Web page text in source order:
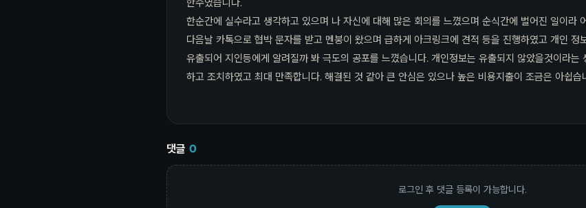
한순간에 실수라고 생각하고 있으며 나 자신에 대해 많은 회의를 느꼈으며 순식간에 벌어진 일이라
다음날 카톡으로 협박 문자를 받고 멘붕이 왔으며 급하게 아크링크에 견적 등을 진행하였고 개인 정
유출되어 지인등에게 알려질까 봐 극도의 공포를 느꼈습니다. 개인정보는 유출되지 않았을것이라는
하고 조치하였고 최대 만족합니다. 해결된 것 같아 큰 안심은 있으나 높은 비용지출이 조금은 아쉽습
댓글 0
로그인 후 댓글 등록이 가능합니다.